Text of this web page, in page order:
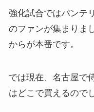
強化試合ではバンテ
のファンが集まりま
からが本番です。
では現在、名古屋で
はどこで買えるので